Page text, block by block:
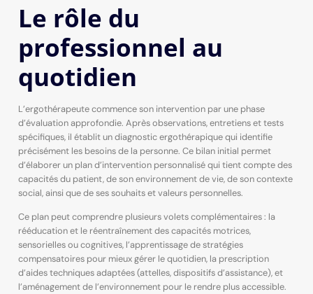
Le rôle du
professionnel au
quotidien
L’ergothérapeute commence son intervention par une phase
d’évaluation approfondie. Après observations, entretiens et tests
spécifiques, il établit un diagnostic ergothérapique qui identifie
précisément les besoins de la personne. Ce bilan initial permet
d’élaborer un plan d’intervention personnalisé qui tient compte des
capacités du patient, de son environnement de vie, de son contexte
social, ainsi que de ses souhaits et valeurs personnelles.
Ce plan peut comprendre plusieurs volets complémentaires : la
rééducation et le réentraînement des capacités motrices,
sensorielles ou cognitives, l’apprentissage de stratégies
compensatoires pour mieux gérer le quotidien, la prescription
d’aides techniques adaptées (attelles, dispositifs d’assistance), et
l’aménagement de l’environnement pour le rendre plus accessible.